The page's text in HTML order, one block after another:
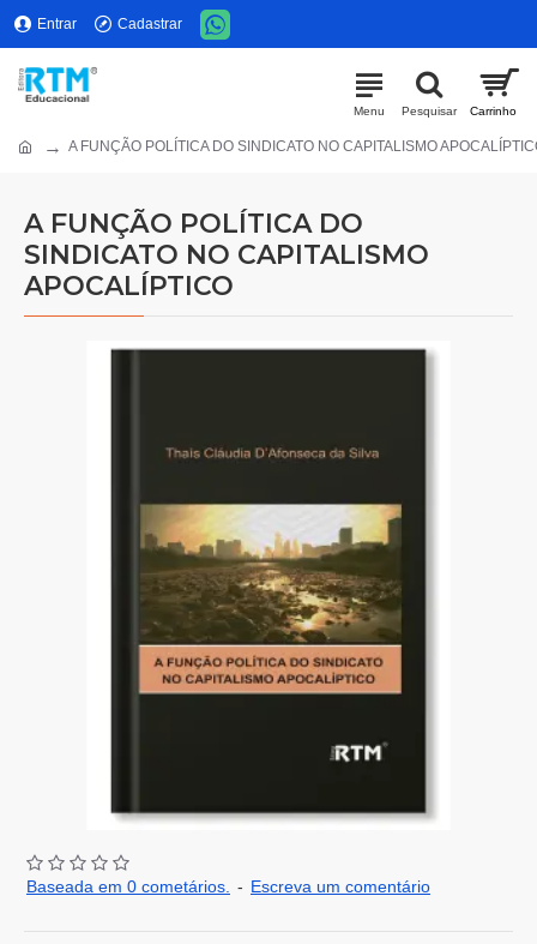
Entrar Cadastrar
A FUNÇÃO POLÍTICA DO SINDICATO NO CAPITALISMO
A FUNÇÃO POLÍTICA DO
SINDICATO NO CAPITALISMO
APOCALÍPTICO
Baseada em 0 cometários. - Escreva um comentário